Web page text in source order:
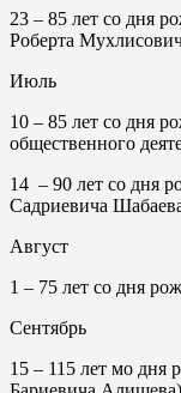
23 – 85 лет со дня
Роберта
Июль
10 – 85 лет со дня
общественного
14 – 90 лет со дня
Садриевича
Август
1 – 75 лет со дня
Сентябрь
15 – 115 лет мо